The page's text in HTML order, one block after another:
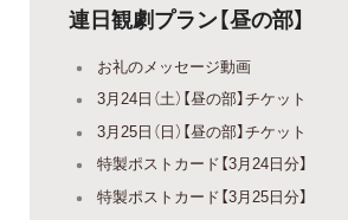
連日観劇プラン【昼の部】
お礼のメッセージ動画
3月24日（土）【昼の部】チケット
3月25日（日）【昼の部】チケット
特製ポストカード【3月24日分】
特製ポストカード【3月25日分】